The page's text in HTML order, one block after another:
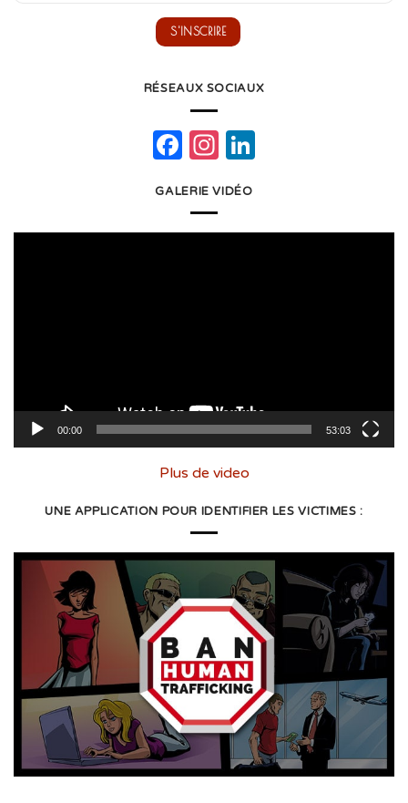
RÉSEAUX SOCIAUX
Facebook
Instagram
GALERIE VIDÉO
00:00 53:03
Plus de video
UNE APPLICATION POUR IDENTIFIER LES VICTIMES :